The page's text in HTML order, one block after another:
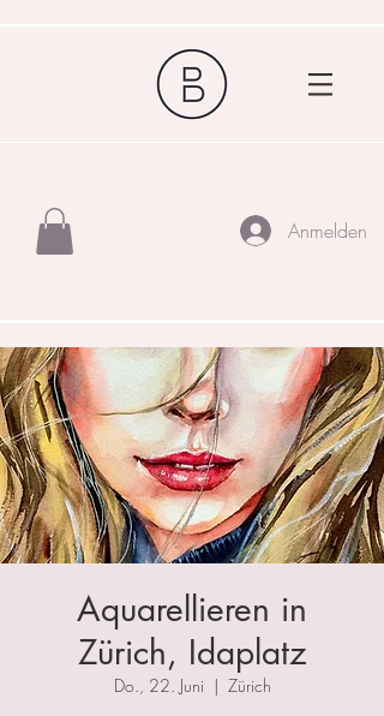
Anmelden
Aquarellieren in
Zürich, Idaplatz
Do., 22. Juni
  |
Zürich